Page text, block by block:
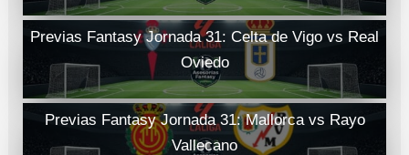
Previas Fantasy Jornada 31: Celta de Vigo vs Real
Oviedo
Previas Fantasy Jornada 31: Mallorca vs Rayo
Vallecano